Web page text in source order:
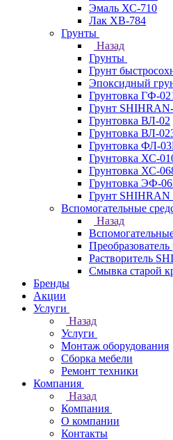
Эмаль ХС-710
Лак ХВ-784
Грунты
Назад
Грунты
Грунт
Эпоксидный
Грунтовка ГФ-
Грунт
Грунтовка ВЛ-02
Грунтовка ВЛ-
Грунтовка ФЛ-
Грунтовка ХС-
Грунтовка ХС-
Грунтовка ЭФ-
Грунт SHIHRAN
Вспомогательные
Назад
Растворитель
Смывка старой
Бренды
Акции
Услуги
Назад
Услуги
Монтаж оборудования
Сборка мебели
Ремонт техники
Компания
Назад
Компания
О компании
Контакты